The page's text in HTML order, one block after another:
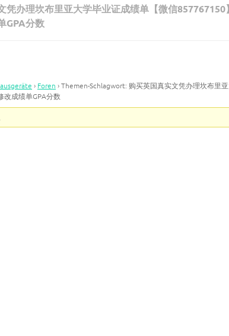
凭办理坎布里亚大学毕业证成绩单【微信
GPA分数
› Foren ›Themen-Schlagwort: 购买英国真实文凭办理坎布里
成绩单GPA分数